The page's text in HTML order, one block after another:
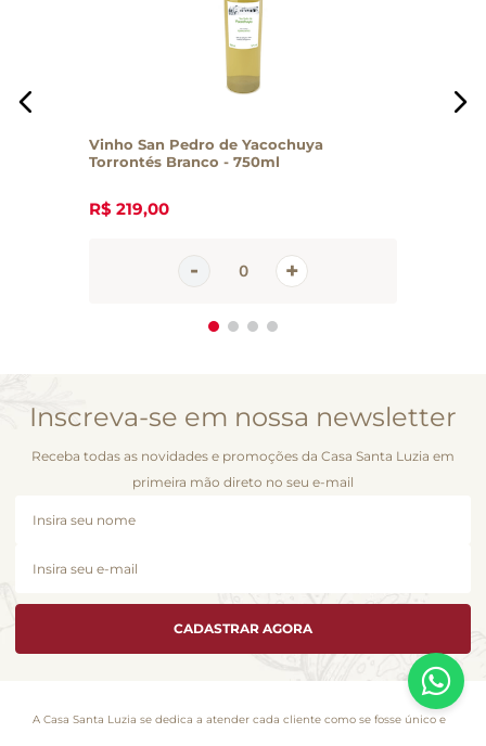
Vinho San Pedro de Yacochuya
Torrontés Branco - 750ml
R$ 219,00
Inscreva-se em nossa newsletter
Receba todas as novidades e promoções da Casa Santa Luzia em
primeira mão direto no seu e-mail
CADASTRAR AGORA
A Casa Santa Luzia se dedica a atender cada cliente como se fosse único e